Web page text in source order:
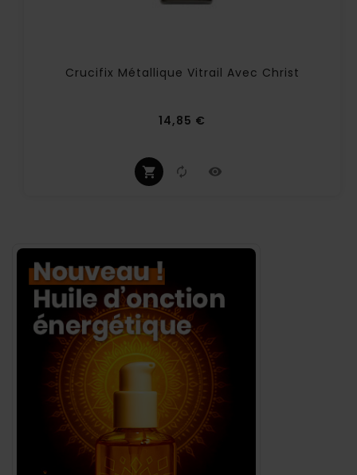
Crucifix Métallique Vitrail Avec Christ
14,85 €